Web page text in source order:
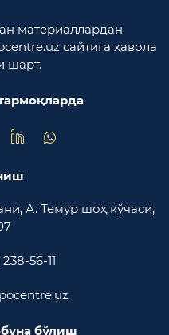
Адлия вазирлиги
экспортбоп савдо
материаллардан
сайтига ҳавола
шарт.
А. Темур шоҳ кўчаси,
56-11
бўлиш